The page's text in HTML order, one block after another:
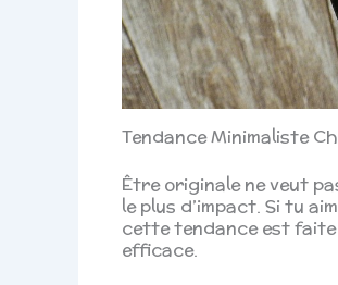
Tendance Minimaliste
Être originale ne veut
le plus d’impact. Si tu
cette tendance est faite
efficace.